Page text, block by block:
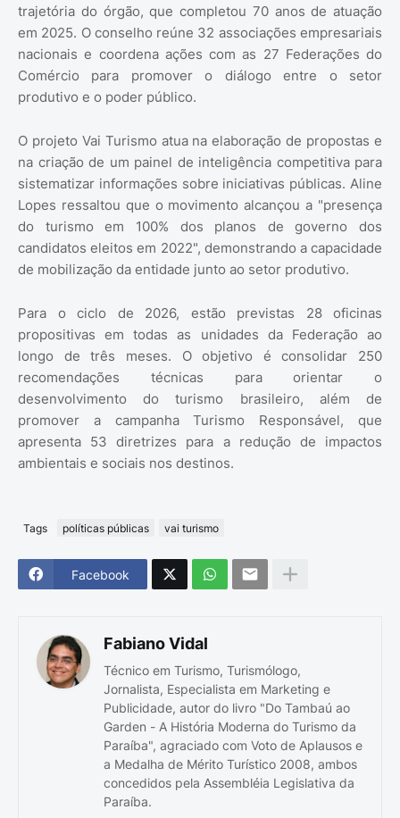
trajetória do órgão, que completou 70 anos de atuação
em 2025. O conselho reúne 32 associações empresariais
nacionais e coordena ações com as 27 Federações do
Comércio para promover o diálogo entre o setor
produtivo e o poder público.
O projeto Vai Turismo atua na elaboração de propostas e
na criação de um painel de inteligência competitiva para
sistematizar informações sobre iniciativas públicas. Aline
Lopes ressaltou que o movimento alcançou a "presença
do turismo em 100% dos planos de governo dos
candidatos eleitos em 2022", demonstrando a capacidade
de mobilização da entidade junto ao setor produtivo.
Para o ciclo de 2026, estão previstas 28 oficinas
propositivas em todas as unidades da Federação ao
longo de três meses. O objetivo é consolidar 250
recomendações técnicas para orientar o
desenvolvimento do turismo brasileiro, além de
promover a campanha Turismo Responsável, que
apresenta 53 diretrizes para a redução de impactos
ambientais e sociais nos destinos.
Tags políticas públicas vai turismo
Facebook
Fabiano Vidal
Técnico em Turismo, Turismólogo,
Jornalista, Especialista em Marketing e
Publicidade, autor do livro "Do Tambaú ao
Garden - A História Moderna do Turismo da
Paraíba", agraciado com Voto de Aplausos e
a Medalha de Mérito Turístico 2008, ambos
concedidos pela Assembléia Legislativa da
Paraíba.